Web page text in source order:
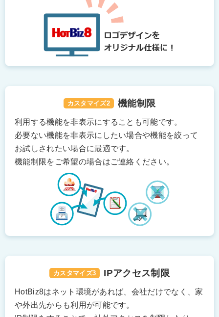
カスタマイズ2 機能制限
利用する機能を非表示にすることも可能です。
必要ない機能を非表示にしたい場合や機能を絞って
お試しされたい場合に最適です。
機能制限をご希望の場合はご連絡ください。
カスタマイズ3 IPアクセス制限
HotBiz8はネット環境があれば、会社だけでなく、家
や外出先からも利用が可能です。